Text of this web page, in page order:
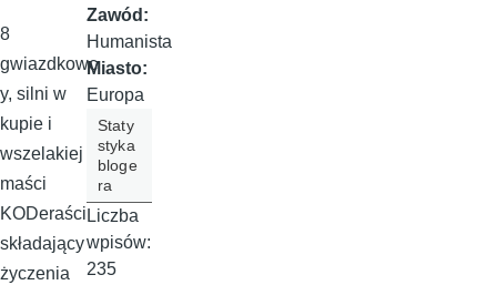
8
gwiazdkowc
y, silni w
kupie i
wszelakiej
maści
KODeraści
składający
życzenia
Zawód:
Humanista
Miasto:
Europa
Staty
styka
bloge
ra
Liczba
wpisów:
235